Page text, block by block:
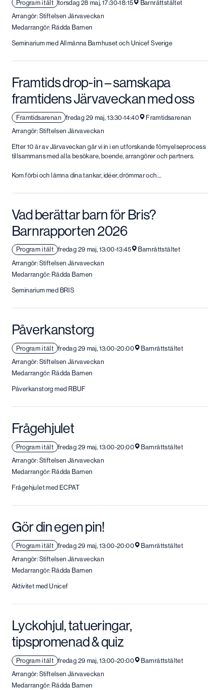
Program i tält torsdag 28 maj, 17:30-18:15
Barnrättstältet
Arrangör: Stiftelsen Järvaveckan
Medarrangör: Rädda Barnen
Seminarium med Allmänna Barnhuset och Unicef Sverige
Framtids drop-in – samskapa
framtidens Järvaveckan med oss
Framtidsarenan fredag 29 maj, 13:30-14:40
Framtidsarenan
Arrangör: Stiftelsen Järvaveckan
Efter 10 år av Järvaveckan går vi in i en utforskande förnyelseprocess
tillsammans med alla besökare, boende, arrangörer och partners.
Kom förbi och lämna dina tankar, idéer, drömmar och…
Vad berättar barn för Bris?
Barnrapporten 2026
Program i tält fredag 29 maj, 13:00-13:45
Barnrättstältet
Arrangör: Stiftelsen Järvaveckan
Medarrangör: Rädda Barnen
Seminarium med BRIS
Påverkanstorg
Program i tält fredag 29 maj, 13:00-20:00
Barnrättstältet
Arrangör: Stiftelsen Järvaveckan
Medarrangör: Rädda Barnen
Påverkanstorg med RBUF
Frågehjulet
Program i tält fredag 29 maj, 13:00-20:00
Barnrättstältet
Arrangör: Stiftelsen Järvaveckan
Medarrangör: Rädda Barnen
Frågehjulet med ECPAT
Gör din egen pin!
Program i tält fredag 29 maj, 13:00-20:00
Barnrättstältet
Arrangör: Stiftelsen Järvaveckan
Medarrangör: Rädda Barnen
Aktivitet med Unicef
Lyckohjul, tatueringar,
tipspromenad & quiz
Program i tält fredag 29 maj, 13:00-20:00
Barnrättstältet
Arrangör: Stiftelsen Järvaveckan
Medarrangör: Rädda Barnen